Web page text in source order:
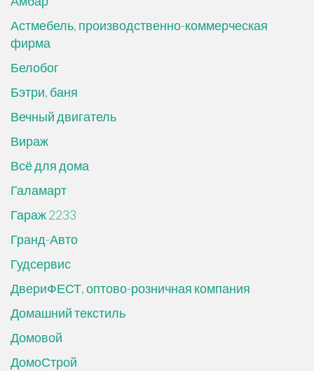
Астмебель, производственно-коммерческая
фирма
Белобог
Бэтри, баня
Вечный двигатель
Вираж
Всё для дома
Галамарт
Гараж 2233
Гранд-Авто
Гудсервис
ДвериФЕСТ, оптово-розничная компания
Домашний текстиль
Домовой
ДомоСтрой